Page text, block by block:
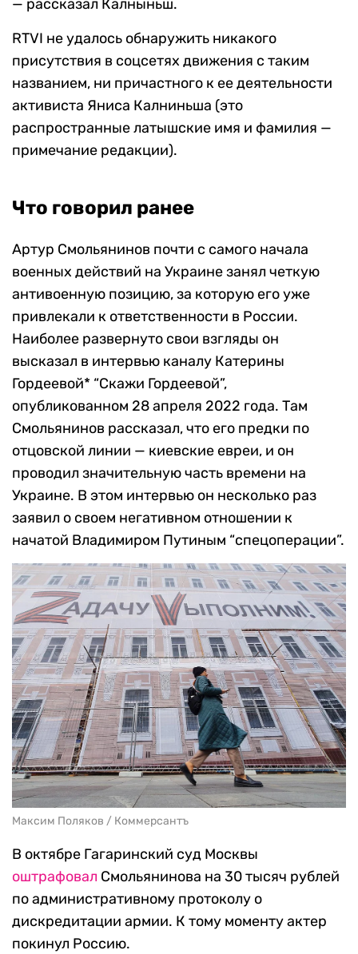
— рассказал Калныньш.
RTVI не удалось обнаружить никакого
присутствия в соцсетях движения с таким
названием, ни причастного к ее деятельности
активиста Яниса Калниньша (это
распространные латышские имя и фамилия —
примечание редакции).
Что говорил ранее
Артур Смольянинов почти с самого начала
военных действий на Украине занял четкую
антивоенную позицию, за которую его уже
привлекали к ответственности в России.
Наиболее развернуто свои взгляды он
высказал в интервью каналу Катерины
Гордеевой* “Скажи Гордеевой”,
опубликованном 28 апреля 2022 года. Там
Смольянинов рассказал, что его предки по
отцовской линии — киевские евреи, и он
проводил значительную часть времени на
Украине. В этом интервью он несколько раз
заявил о своем негативном отношении к
начатой Владимиром Путиным “спецоперации”.
Максим Поляков / Коммерсантъ
В октябре Гагаринский суд Москвы
оштрафовал Смольянинова на 30 тысяч рублей
по административному протоколу о
дискредитации армии. К тому моменту актер
покинул Россию.